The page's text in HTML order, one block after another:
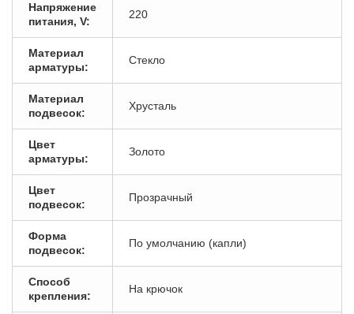
Напряжение
питания, V:
220
Материал
арматуры:
Стекло
Материал
подвесок:
Хрусталь
Цвет
арматуры:
Золото
Цвет
подвесок:
Прозрачный
Форма
подвесок:
По умолчанию (капли)
Способ
крепления:
На крючок